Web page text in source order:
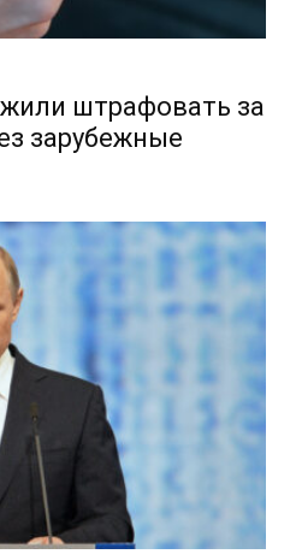
штрафовать за
зарубежные